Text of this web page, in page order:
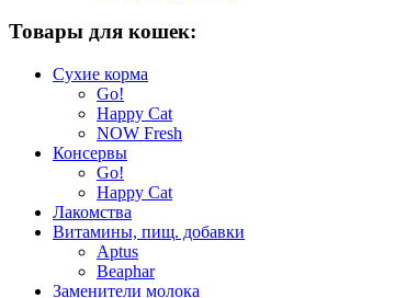
Товары для кошек:
Сухие корма
Go!
Happy Cat
NOW Fresh
Консервы
Go!
Happy Cat
Лакомства
Витамины, пищ. добавки
Aptus
Beaphar
Заменители молока